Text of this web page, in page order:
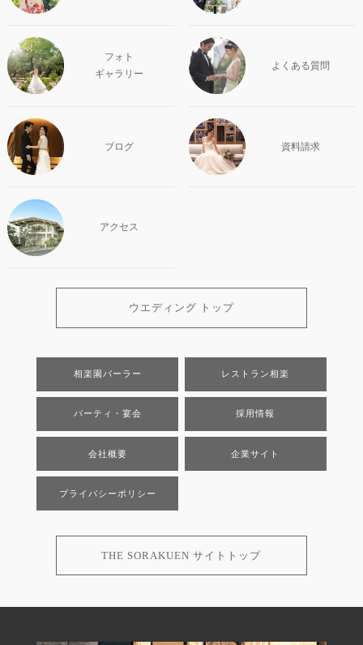
フォト
ギャラリー
よくある質問
ブログ 資料請求
アクセス
ウエディング トップ
相楽園パーラー レストラン相楽
パーティ・宴会 採用情報
会社概要 企業サイト
プライバシーポリシー
THE SORAKUEN サイトトップ